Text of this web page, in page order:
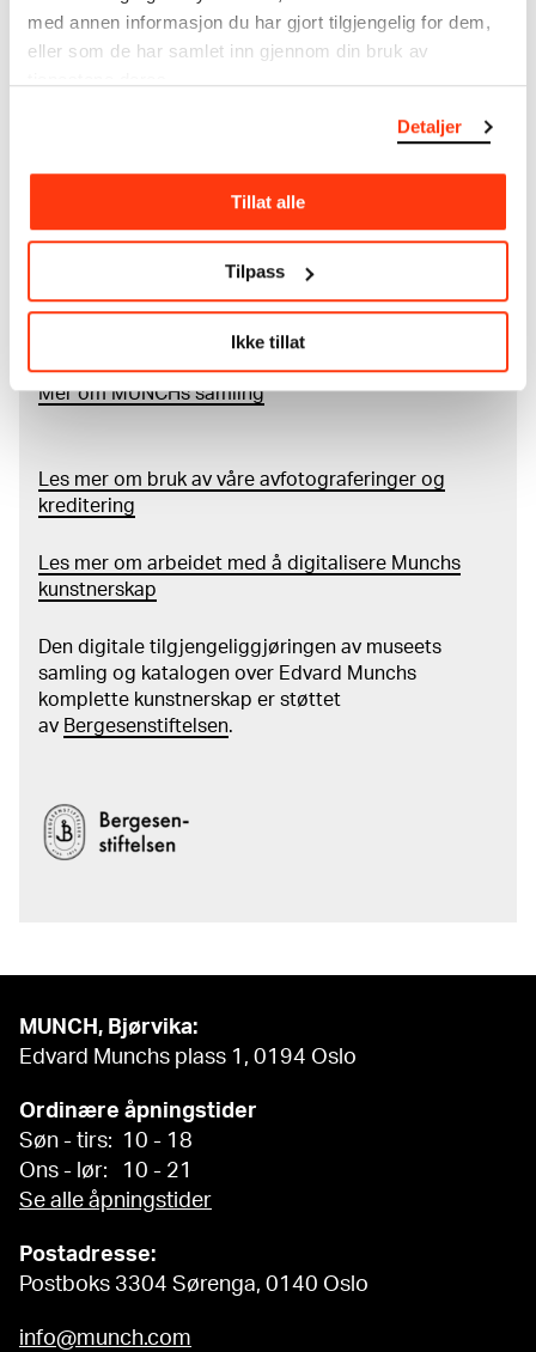
med annen informasjon du har gjort tilgjengelig for dem,
eller som de har samlet inn gjennom din bruk av
Detaljer
Tillat alle
Tilpass
Ikke tillat
I verkskatalogen kan du søke i hele Edvard Munchs
MUNCHs samling består av over 42 000 unike
museumsobjekter, inkludert nærmere 27 000 unike
kunstverk. I tillegg til den ekstraordinære samlingen
kommune i 1940, rommer museet også samlingene
til Rolf Stenersen, Amaldus Nielsen og Ludvig O.
Merom MUNCHssamling
Les mer om bruk av våre avfotograferinger og
kreditering
Les mer om arbeidet med å digitalisere Munchs
kunstnerskap
Den digitale tilgjengeliggjøringen av museets
samling og katalogen over Edvard Munchs
komplette kunstnerskap er støttet
av Bergesenstiftelsen.
MUNCH, Bjørvika:
Edvard Munchs plass 1, 0194 Oslo
Ordinære åpningstider
Søn - tirs: 10 - 18
Ons - lør: 10 - 21
Se alle åpningstider
Postadresse:
Postboks 3304 Sørenga, 0140 Oslo
info@munch.com